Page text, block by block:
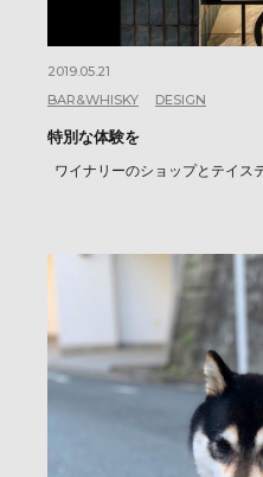
2019.05.21
BAR&WHISKY
DESIGN
特別な体験を
ワイナリーのショップとテイ